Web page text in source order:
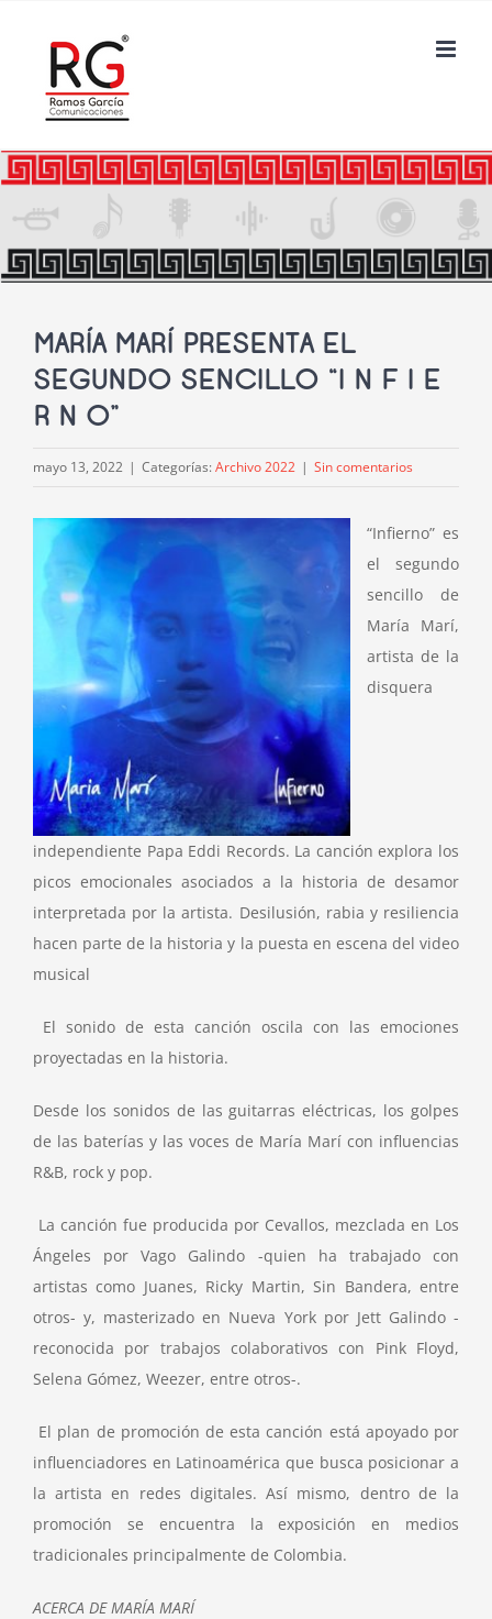
contenido
MARÍA MARÍ PRESENTA EL
SEGUNDO SENCILLO “I N F I E
R N O”
mayo 13, 2022 | Categorías: Archivo 2022 | Sin comentarios
“Infierno” es
el segundo
sencillo de
María Marí,
artista de la
disquera
independiente Papa Eddi Records. La canción explora los
picos emocionales asociados a la historia de desamor
interpretada por la artista. Desilusión, rabia y resiliencia
hacen parte de la historia y la puesta en escena del video
musical
El sonido de esta canción oscila con las emociones
proyectadas en la historia.
Desde los sonidos de las guitarras eléctricas, los golpes
de las baterías y las voces de María Marí con influencias
R&B, rock y pop.
La canción fue producida por Cevallos, mezclada en Los
Ángeles por Vago Galindo -quien ha trabajado con
artistas como Juanes, Ricky Martin, Sin Bandera, entre
otros- y, masterizado en Nueva York por Jett Galindo -
reconocida por trabajos colaborativos con Pink Floyd,
Selena Gómez, Weezer, entre otros-.
El plan de promoción de esta canción está apoyado por
influenciadores en Latinoamérica que busca posicionar a
la artista en redes digitales. Así mismo, dentro de la
promoción se encuentra la exposición en medios
tradicionales principalmente de Colombia.
ACERCA DE MARÍA MARÍ